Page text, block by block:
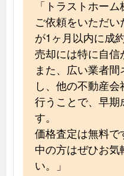
「トラストホー
ご依頼をいただ
が1ヶ月以内に成
売却には特に自信
また、広い業者
し、他の不動産
行うことで、早期
す。
価格査定は無料
中の方はぜひお気
い。」